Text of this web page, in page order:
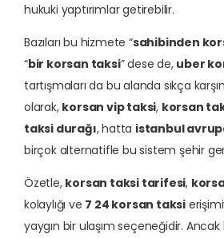
hukuki yaptırımlar getirebilir.
Bazıları bu hizmete “sahibinden
“bir korsan taksi” dese de, uber
tartışmaları da bu alanda sıkça
olarak, korsan vip taksi, korsan
taksi durağı, hatta istanbul
birçok alternatifle bu sistem şehir
Özetle, korsan taksi tarifesi,
kolaylığı ve 7 24 korsan taksi
yaygın bir ulaşım seçeneğidir.